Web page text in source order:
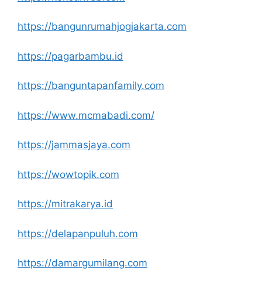
https://bangunrumahjogjakarta.com
https://pagarbambu.id
https://banguntapanfamily.com
https://www.mcmabadi.com/
https://jammasjaya.com
https://wowtopik.com
https://mitrakarya.id
https://delapanpuluh.com
https://damargumilang.com